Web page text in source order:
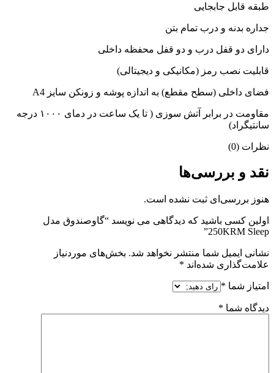
طبقه قابل جابجایی
جداره بدنه و درب تمام بتن
دارای دو قفل درب و دو قفل محفظه داخلی
قابلیت نصب رمز (مکانیکی و دیجیتالی)
فضای داخلی (سطح مقطع) به اندازه پوشه و زونکن سایز A4
مقاومت در برابر آتش سوزی ( تا یک ساعت در دمای ۱۰۰۰ درجه
سانتیگراد)
نظرات (0)
نقد و بررسی‌ها
هنوز بررسی‌ای ثبت نشده است.
اولین کسی باشید که دیدگاهی می نویسد “گاوصندوق مدل
250KRM Sleep”
نشانی ایمیل شما منتشر نخواهد شد. بخش‌های موردنیاز
علامت‌گذاری شده‌اند *
امتیاز شما *
دیدگاه شما *